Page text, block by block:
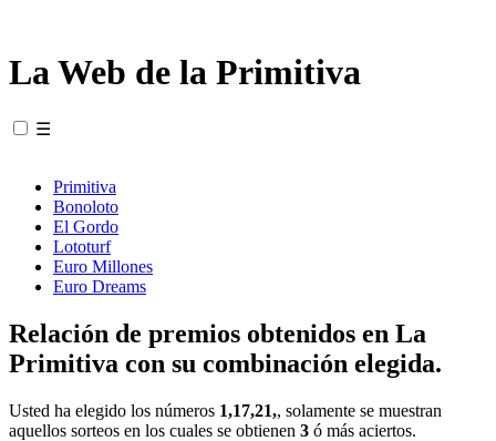
La Web de la Primitiva
☰
Primitiva
Bonoloto
El Gordo
Lototurf
Euro Millones
Euro Dreams
Relación de premios obtenidos en La
Primitiva con su combinación elegida.
Usted ha elegido los números 1,17,21,, solamente se muestran
aquellos sorteos en los cuales se obtienen 3 ó más aciertos.